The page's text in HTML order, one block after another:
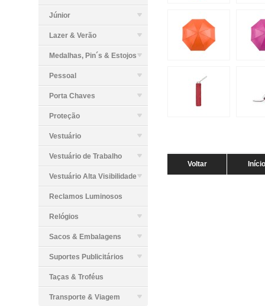
Júnior
Lazer & Verão
Medalhas, Pin´s & Estojos
Pessoal
Porta Chaves
Proteção
Vestuário
Vestuário de Trabalho
Vestuário Alta Visibilidade
Reclamos Luminosos
Relógios
Sacos & Embalagens
Suportes Publicitários
Taças & Troféus
Transporte & Viagem
Voltar Início